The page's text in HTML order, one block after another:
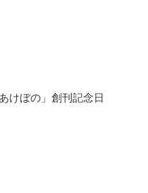
けぼの」創刊記念日